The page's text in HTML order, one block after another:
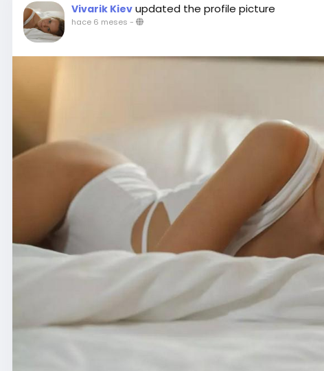
Vivarik Kiev updated the profile picture
hace 6 meses -